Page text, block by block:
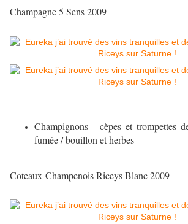
Champagne 5 Sens 2009
Champignons - cèpes et trompettes
fumée / bouillon et herbes
Coteaux-Champenois Riceys Blanc 2009